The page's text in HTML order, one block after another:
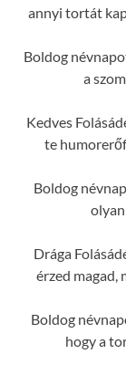
annyi tortát
Boldog
a
Kedves
te
Boldog
Drága
érzed magad,
Boldog
hogy a